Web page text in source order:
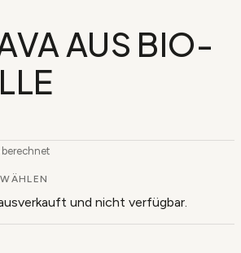
AUS BIO-
berechnet
und nicht verfügbar.